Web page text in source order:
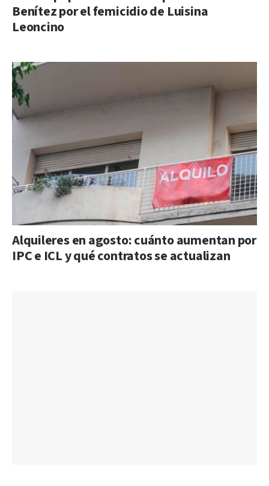
Benítez por el femicidio de Luisina
Leoncino
Alquileres en agosto: cuánto aumentan por
IPC e ICL y qué contratos se actualizan